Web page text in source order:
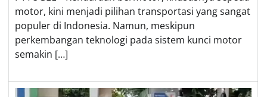
motor, kini menjadi pilihan transportasi yang sangat
populer di Indonesia. Namun, meskipun
perkembangan teknologi pada sistem kunci motor
semakin […]